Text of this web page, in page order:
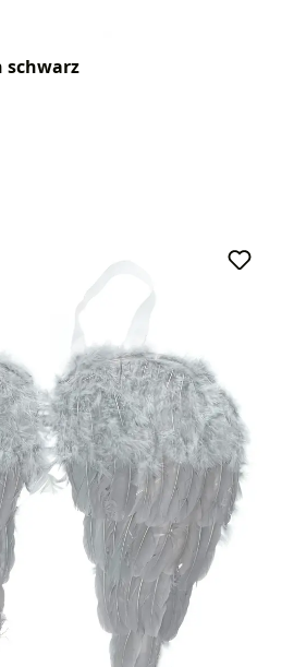
schwarz